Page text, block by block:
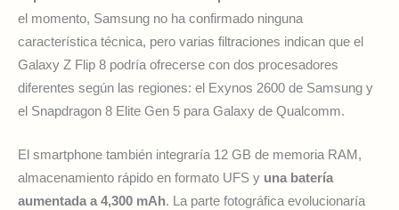
el momento, Samsung no ha confirmado ninguna
característica técnica, pero varias filtraciones indican que el
Galaxy Z Flip 8 podría ofrecerse con dos procesadores
diferentes según las regiones: el Exynos 2600 de Samsung y
el Snapdragon 8 Elite Gen 5 para Galaxy de Qualcomm.
El smartphone también integraría 12 GB de memoria RAM,
almacenamiento rápido en formato UFS y una batería
aumentada a 4,300 mAh. La parte fotográfica evolucionaría